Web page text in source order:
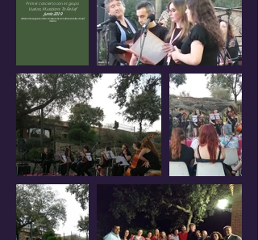
Primer concierto con el grupo
Vuelos, Musicians To Relief
junio 2019
Estrenamos algunas obras compuestas con ideas sacadas de allí
mismo